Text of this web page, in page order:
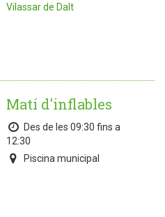
Vilassar de Dalt
Matí d'inflables
Des de les 09:30 fins a
12:30
Piscina municipal